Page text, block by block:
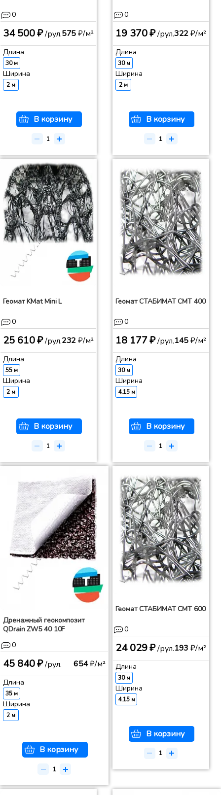
0
34 500 ₽/рул.575₽/м²
Длина
30 м
Ширина
2 м
В корзину
0
19 370 ₽/рул.322₽/м²
Длина
30 м
Ширина
2 м
В корзину
Геомат KMat Mini L
0
25 610 ₽/рул.232₽/м²
Длина
55 м
Ширина
2 м
В корзину
Геомат СТАБИМАТ СМТ 400
0
18 177 ₽/рул.145₽/м²
Длина
30 м
Ширина
4.15 м
В корзину
Дренажный геокомпозит
QDrain ZW5 40 10F
0
45 840 ₽/рул. 654₽/м²
Длина
35 м
Ширина
2 м
В корзину
Геомат СТАБИМАТ СМТ 600
0
24 029 ₽/рул.193 ₽/м²
Длина
30 м
Ширина
4.15 м
В корзину